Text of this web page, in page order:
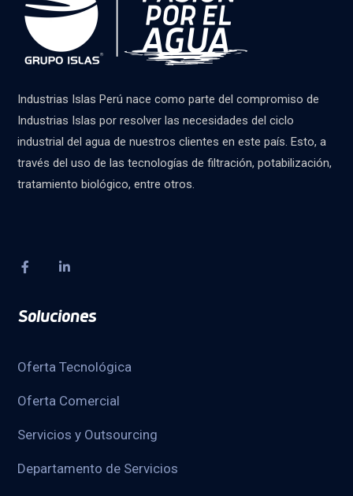
Industrias Islas Perú nace como parte del compromiso de
Industrias Islas por resolver las necesidades del ciclo
industrial del agua de nuestros clientes en este país. Esto, a
través del uso de las tecnologías de filtración, potabilización,
tratamiento biológico, entre otros.
Soluciones
Oferta Tecnológica
Oferta Comercial
Servicios y Outsourcing
Departamento de Servicios